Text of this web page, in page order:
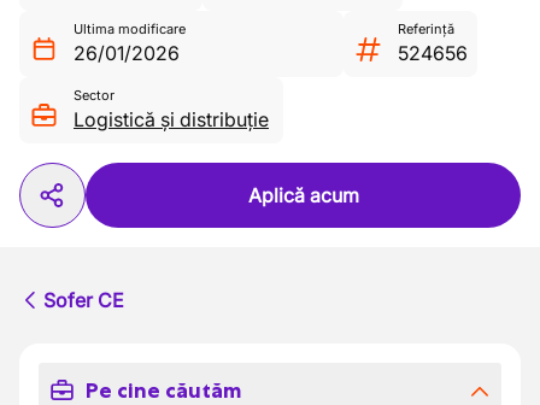
Ultima modificare
26/01/2026
Referință
524656
Sector
Logistică și distribuție
Aplică acum
Sofer CE
Pe cine căutăm